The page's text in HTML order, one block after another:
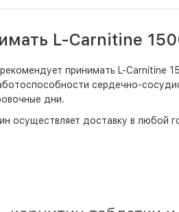
L-Carnitine
принимать L-Carnitine
сердечно-
дни.
осуществляет доставку в любой